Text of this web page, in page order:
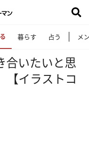
暮らす 占う メ
合いたいと思
【イラストコ